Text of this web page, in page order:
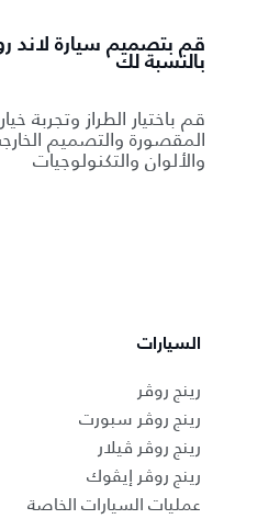
قم بتصميم سيارة لاند
بالنسبة لك
قم باختيار الطراز وتجربة
المقصورة والتصميم
والألوان والتكنولوجيات
السيارات
رينج روڤر
رينج روڤر سبورت
رينج روڤر ڤيلار
رينج روڤر إيڤوك
عمليات السيارات الخاصة